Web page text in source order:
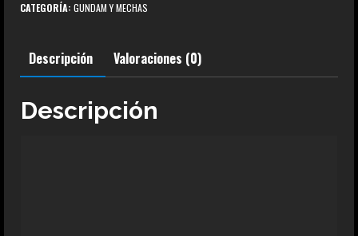
ZGMF-
cantidad
CATEGORÍA: GUNDAM Y MECHAS
Descripción Valoraciones (0)
Descripción